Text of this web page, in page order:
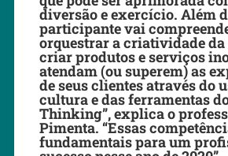
diversão e exercício. Além
participante vai
orquestrar a criatividade da
criar produtos e serviços
atendam (ou superem) as
de seus clientes através do
cultura e das ferramentas
Thinking”, explica o
Pimenta. “Essas
fundamentais para um